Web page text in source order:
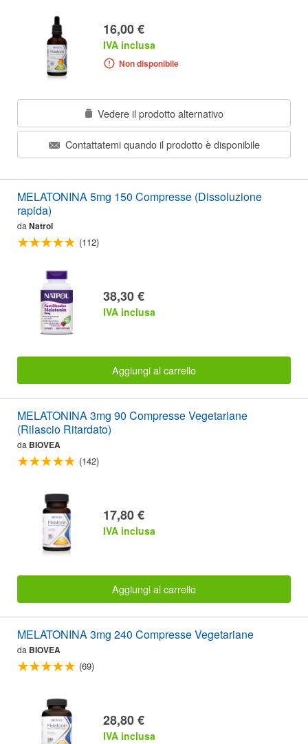
16,00 €
IVA inclusa
Non disponibile
Vedere il prodotto alternativo
Contattatemi quando il prodotto è disponibile
MELATONINA 5mg 150 Compresse (Dissoluzione
rapida)
da Natrol
(112)
38,30 €
IVA inclusa
Aggiungi al carrello
MELATONINA 3mg 90 Compresse Vegetariane
(Rilascio Ritardato)
da BIOVEA
(142)
17,80 €
IVA inclusa
Aggiungi al carrello
MELATONINA 3mg 240 Compresse Vegetariane
da BIOVEA
(69)
28,80 €
IVA inclusa